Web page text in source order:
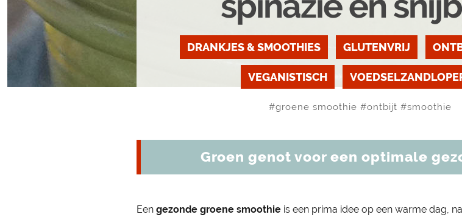
DRANKJES & SMOOTHIES GLUTENVRIJ
VEGANISTISCH
#groene smoothie #ontbijt #smoothie
Groen genot voor een optimale
Een gezonde groene smoothie is een prima idee op een warme dag,